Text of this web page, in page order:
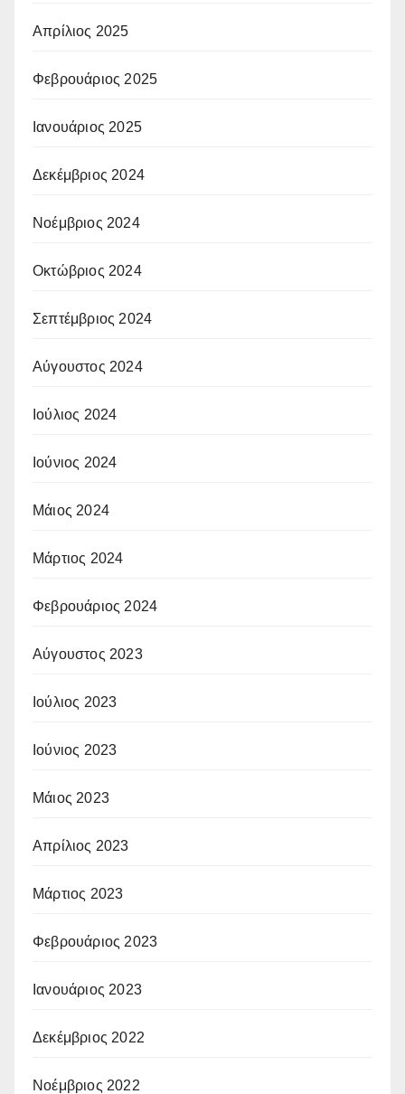
Απρίλιος 2025
Φεβρουάριος 2025
Ιανουάριος 2025
Δεκέμβριος 2024
Νοέμβριος 2024
Οκτώβριος 2024
Σεπτέμβριος 2024
Αύγουστος 2024
Ιούλιος 2024
Ιούνιος 2024
Μάιος 2024
Μάρτιος 2024
Φεβρουάριος 2024
Αύγουστος 2023
Ιούλιος 2023
Ιούνιος 2023
Μάιος 2023
Απρίλιος 2023
Μάρτιος 2023
Φεβρουάριος 2023
Ιανουάριος 2023
Δεκέμβριος 2022
Νοέμβριος 2022